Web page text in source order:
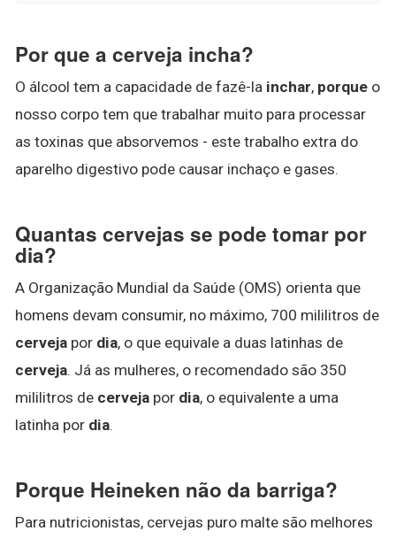
Por que a cerveja incha?
O álcool tem a capacidade de fazê-la inchar, porque o
nosso corpo tem que trabalhar muito para processar
as toxinas que absorvemos - este trabalho extra do
aparelho digestivo pode causar inchaço e gases.
Quantas cervejas se pode tomar por
dia?
A Organização Mundial da Saúde (OMS) orienta que
homens devam consumir, no máximo, 700 mililitros de
cerveja por dia, o que equivale a duas latinhas de
cerveja. Já as mulheres, o recomendado são 350
mililitros de cerveja por dia, o equivalente a uma
latinha por dia.
Porque Heineken não da barriga?
Para nutricionistas, cervejas puro malte são melhores